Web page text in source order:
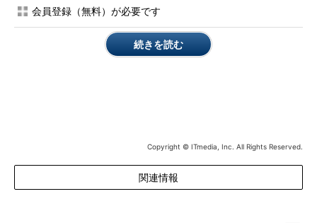
計」「モデル（パラメーター）のチューニング」「評価」といっ
はGoogle Cloud Storageにおける画像の場所を指定）し、ラベル
を付けるだけでよい（一部のラベル付けは、Vision APIに任せる
こともできる）。あとの工程は、全てCloud AutoMLが実行す
会員登録（無料）が必要です
続きを読む
Copyright © ITmedia, Inc. All Rights Reserved.
関連情報